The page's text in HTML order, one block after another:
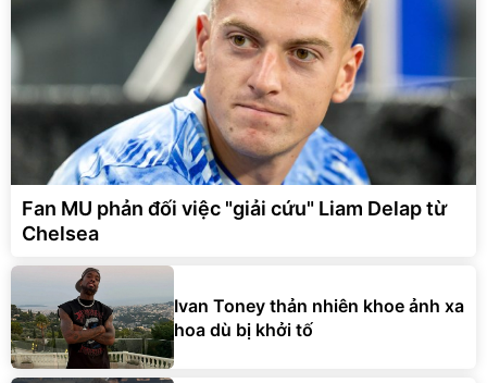
Fan MU phản đối việc "giải cứu" Liam Delap từ
Chelsea
Ivan Toney thản nhiên khoe ảnh xa
hoa dù bị khởi tố